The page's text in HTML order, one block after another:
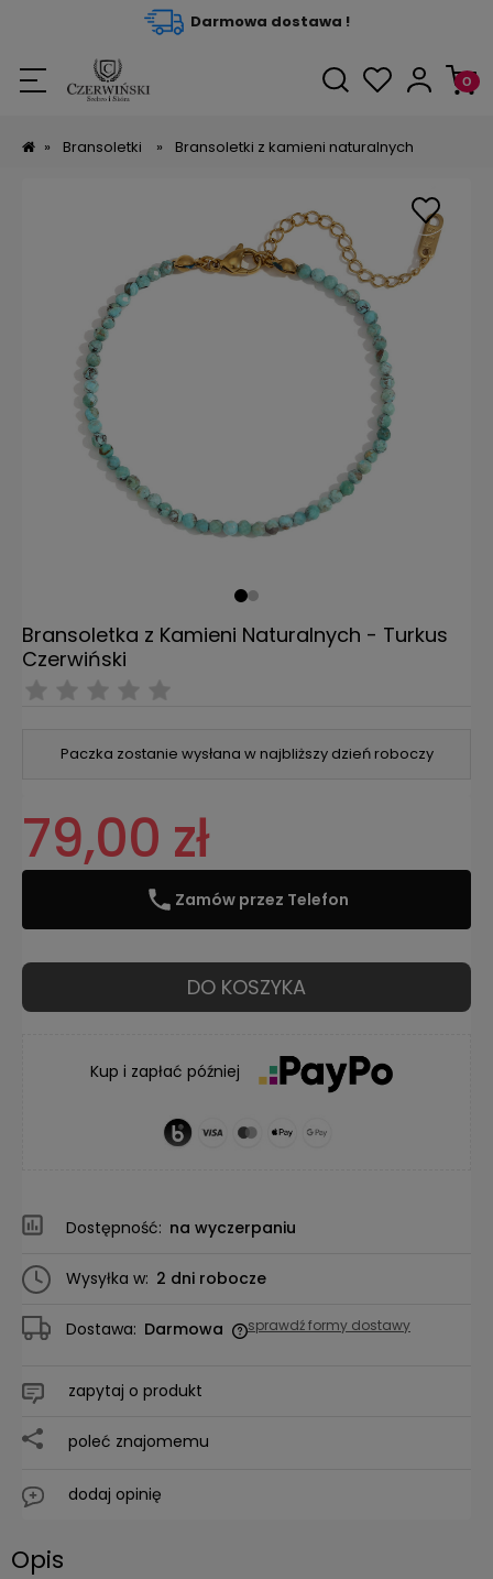
Darmowa dostawa !
» Bransoletki » Bransoletki z kamieni naturalnych
Paczka zostanie wysłana w najbliższy dzień roboczy
Bransoletka z Kamieni Naturalnych - Turkus
Czerwiński
79,00 zł
Zamów przez Telefon
DO KOSZYKA
Kup i zapłać później
Dostępność: na wyczerpaniu
Wysyłka w: 2 dni robocze
Dostawa: Darmowa sprawdź formy dostawy
zapytaj o produkt
poleć znajomemu
dodaj opinię
Opis